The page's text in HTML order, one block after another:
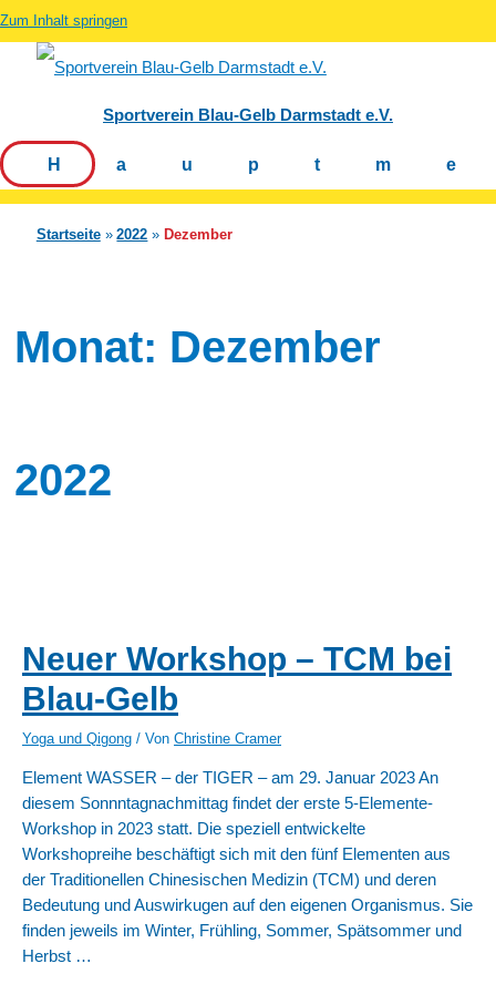
Zum Inhalt springen
Sportverein Blau-Gelb Darmstadt e.V.
Startseite 2022 Dezember
Monat: Dezember
2022
Neuer Workshop – TCM bei
Blau-Gelb
Yoga und Qigong / Von Christine Cramer
Element WASSER – der TIGER – am 29. Januar 2023 An
diesem Sonnntagnachmittag findet der erste 5-Elemente-
Workshop in 2023 statt. Die speziell entwickelte
Workshopreihe beschäftigt sich mit den fünf Elementen aus
der Traditionellen Chinesischen Medizin (TCM) und deren
Bedeutung und Auswirkugen auf den eigenen Organismus. Sie
finden jeweils im Winter, Frühling, Sommer, Spätsommer und
Herbst …